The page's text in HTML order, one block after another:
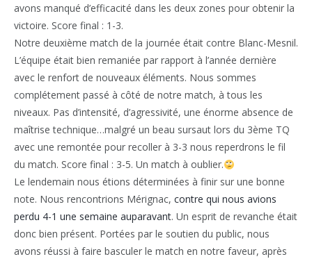
avons manqué d’efficacité dans les deux zones pour obtenir la
victoire. Score final : 1-3.
Notre deuxième match de la journée était contre Blanc-Mesnil.
L’équipe était bien remaniée par rapport à l’année dernière
avec le renfort de nouveaux éléments. Nous sommes
complétement passé à côté de notre match, à tous les
niveaux. Pas d’intensité, d’agressivité, une énorme absence de
maîtrise technique…malgré un beau sursaut lors du 3ème TQ
avec une remontée pour recoller à 3-3 nous reperdrons le fil
du match. Score final : 3-5. Un match à oublier.
Le lendemain nous étions déterminées à finir sur une bonne
note. Nous rencontrions Mérignac, contre qui nous avions
perdu 4-1 une semaine auparavant. Un esprit de revanche était
donc bien présent. Portées par le soutien du public, nous
avons réussi à faire basculer le match en notre faveur, après